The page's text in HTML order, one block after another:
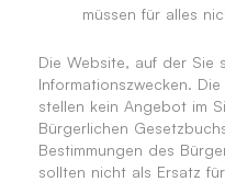
müssen für alles
Die Website, auf der Sie
Informationszwecken.
stellen kein Angebot im
Bürgerlichen
Bestimmungen des
sollten nicht als Ersatz